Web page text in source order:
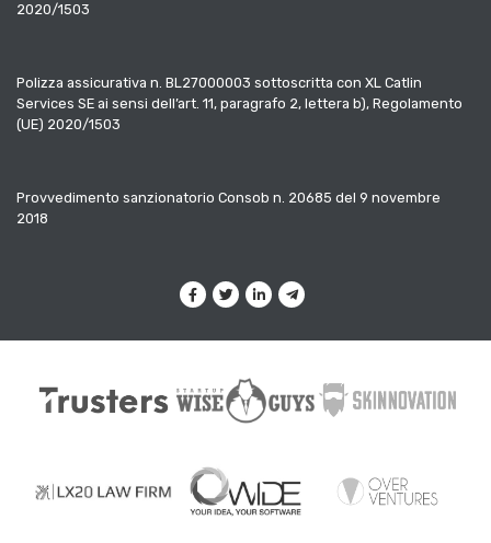
2020/1503
Polizza assicurativa n. BL27000003 sottoscritta con XL Catlin
Services SE ai sensi dell’art. 11, paragrafo 2, lettera b), Regolamento
(UE) 2020/1503
Provvedimento sanzionatorio Consob n. 20685 del 9 novembre
2018